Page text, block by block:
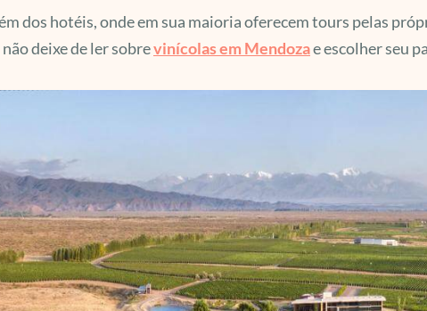
dos hotéis, onde em sua maioria oferecem tours pelas
deixe de ler sobrevinícolas em Mendozae escolher seu